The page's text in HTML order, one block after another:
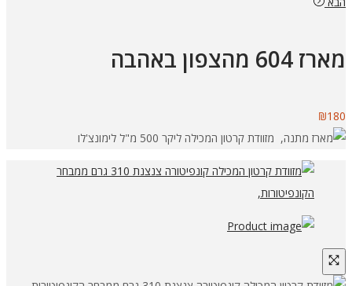
מארז 604 מהצפון באהבה
₪180